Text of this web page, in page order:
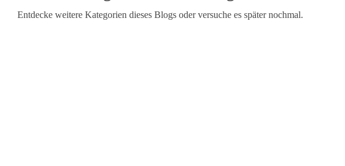
Entdecke weitere Kategorien dieses Blogs oder versuche es später nochmal.